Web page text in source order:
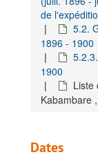
de
5.2.
1896 - 1900
1900
Liste
Kabambare
Dates